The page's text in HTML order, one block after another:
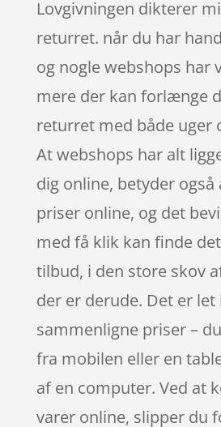
Lovgivningen dikterer
returret. når du har
og nogle webshops har
mere der kan forlænge
returret med både uger
At webshops har alt
dig online, betyder også
priser online, og det
med få klik kan finde
tilbud, i den store skov
der er derude. Det er let
sammenligne priser –
fra mobilen eller en
af en computer. Ved at
varer online, slipper du